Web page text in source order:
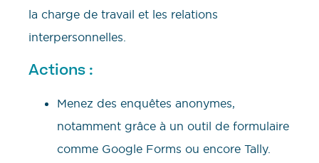
la charge de travail et les relations
interpersonnelles.
Actions :
Menez des enquêtes anonymes,
notamment grâce à un outil de formulaire
comme Google Forms ou encore Tally.